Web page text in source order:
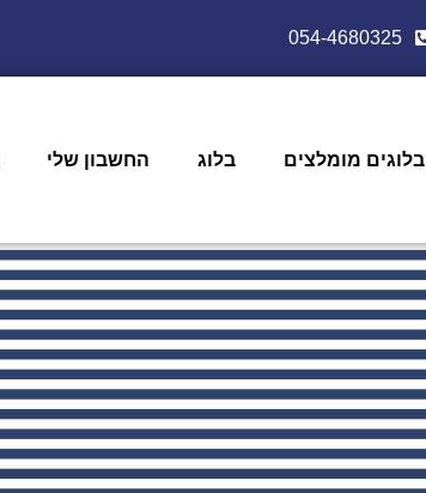
054-4680325
בלוגים מומלצים בלוג החשבון שלי